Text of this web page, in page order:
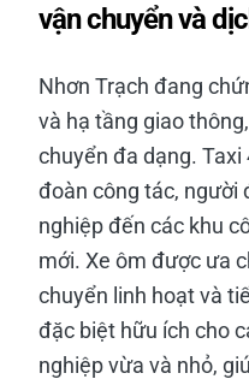
vận chuyển và
Nhơn Trạch đang
và hạ tầng giao
chuyển đa dạng. Taxi
đoàn công tác, người
nghiệp đến các khu
mới. Xe ôm được ưa
chuyển linh hoạt và
đặc biệt hữu ích cho
nghiệp vừa và nhỏ,